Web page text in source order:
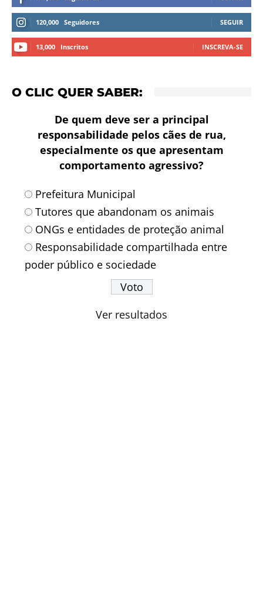
120,000 Seguidores SEGUIR
13,000 Inscritos INSCREVA-SE
O CLIC QUER SABER:
De quem deve ser a principal
responsabilidade pelos cães de rua,
especialmente os que apresentam
comportamento agressivo?
Prefeitura Municipal
Tutores que abandonam os animais
ONGs e entidades de proteção animal
Responsabilidade compartilhada entre
poder público e sociedade
Ver resultados